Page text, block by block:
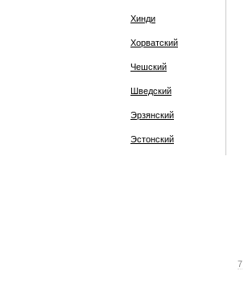
Хинди
Хорватский
Чешский
Шведский
Эрзянский
Эстонский
7